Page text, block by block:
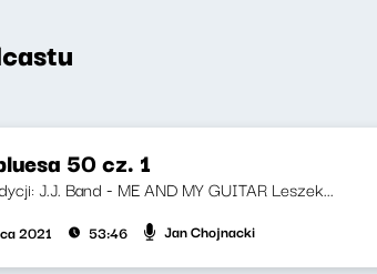
50 cz. 1
J.J. Band - ME AND MY GUITAR Leszek...
2021 53:46 Jan Chojnacki